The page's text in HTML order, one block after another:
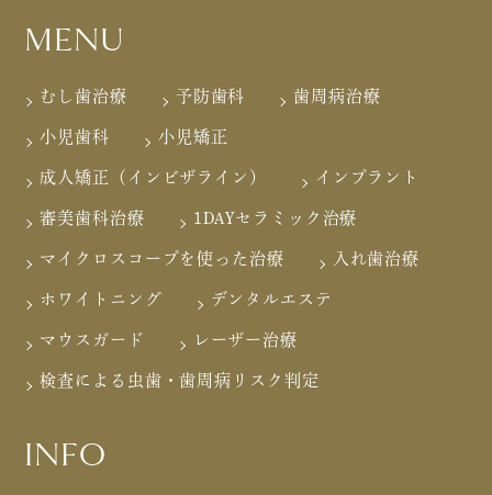
MENU
むし歯治療 予防歯科 歯周病治療
小児歯科 小児矯正
成人矯正（インビザライン） インプラント
審美歯科治療 1DAYセラミック治療
マイクロスコープを使った治療 入れ歯治療
ホワイトニング デンタルエステ
マウスガード レーザー治療
検査による虫歯・歯周病リスク判定
INFO